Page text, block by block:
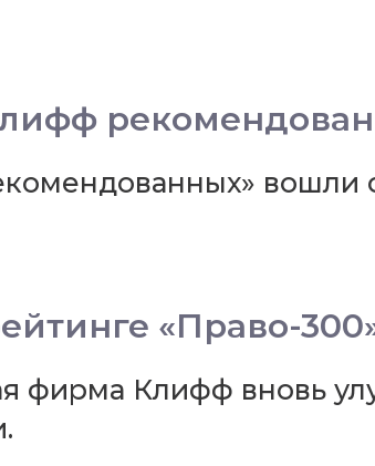
«Право-
фирма Клифф вновь